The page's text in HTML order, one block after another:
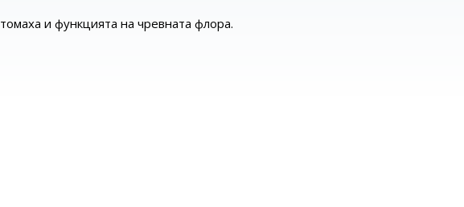
и функцията на чревната флора.